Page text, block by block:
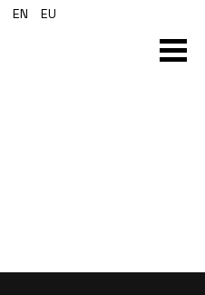
EN EU